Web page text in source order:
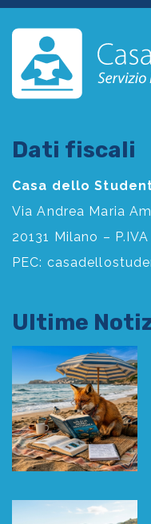
Dati fiscali
Casa dello
Via Andrea Maria
20131 Milano –
PEC:
Ultime